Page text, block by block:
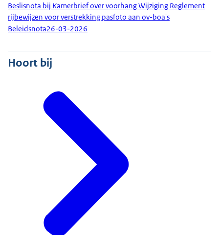
Beslisnota bij Kamerbrief over voorhang Wijziging Reglement
rijbewijzen voor verstrekking pasfoto aan ov-boa's
Beleidsnota26-03-2026
Hoort bij